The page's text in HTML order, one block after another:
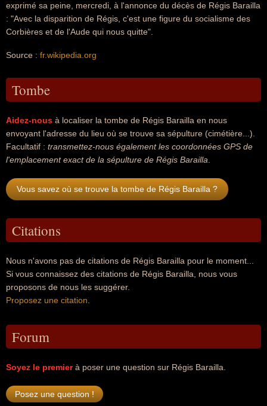
exprimé sa peine, mercredi, à l'annonce du décès de Régis Barailla
: "Avec la disparition de Régis, c'est une figure du socialisme des
Corbières et de l'Aude qui nous quitte".
Source : fr.wikipedia.org
Tombe
Aidez-nous à localiser la tombe de Régis Barailla en nous
envoyant l'adresse du lieu où se trouve sa sépulture (cimétière...).
Facultatif : transmettez-nous également les coordonnées GPS de
l'emplacement exact de la sépulture de Régis Barailla
Vous savez où se trouve la tombe de Régis Barailla ?
Citations
Nous n'avons pas de citations de Régis Barailla pour le moment...
Si vous connaissez des citations de Régis Barailla, nous vous
proposons de nous les suggérer.
Proposez une citation
Forum
Soyez le premierà poser une question sur Régis Barailla.